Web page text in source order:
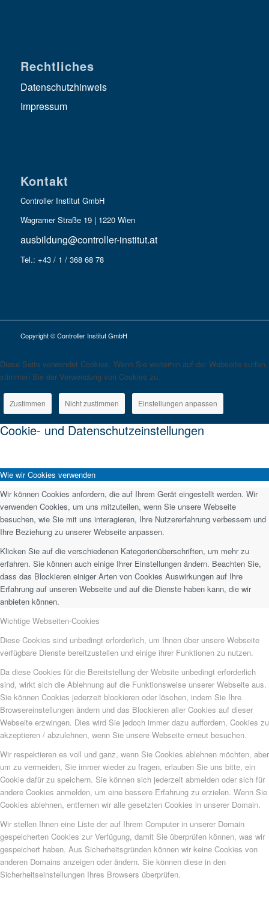
Rechtliches
Datenschutzhinweis
Impressum
Kontakt
Controller Institut GmbH
Wagramer Straße 19 | 1220 Wien
ausbildung@controller-institut.at
Tel.: +43 / 1 / 368 68 78
Copyright © Controller Institut GmbH
Diese Seite verwendet Cookies. Wenn Sie weiterhin auf der Webseite surfen,
stimmen Sie der Verwendung von Cookies zu.
Zustimmen Nicht zustimmen Einstellungen anpassen
Cookie- und Datenschutzeinstellungen
Wie wir Cookies verwenden
Wir können Cookies anfordern, die auf Ihrem Gerät eingestellt werden. Wir
verwenden Cookies, um uns mitzuteilen, wenn Sie unsere Webseite
besuchen, wie Sie mit uns interagieren, Ihre Nutzererfahrung verbessern und
Ihre Beziehung zu unserer Webseite anpassen.
Klicken Sie auf die verschiedenen Kategorienüberschriften, um mehr zu
erfahren. Sie können auch einige Ihrer Einstellungen ändern. Beachten Sie,
dass das Blockieren einiger Arten von Cookies Auswirkungen auf Ihre
Erfahrung auf unseren Webseite und auf die Dienste haben kann, die wir
anbieten können.
Wichtige Webseiten-Cookies
Diese Cookies sind unbedingt erforderlich, um Ihnen über unsere Webseite
verfügbare Dienste bereitzustellen und einige ihrer Funktionen zu nutzen.
Da diese Cookies für die Bereitstellung der Website unbedingt erforderlich
sind, wirkt sich die Ablehnung auf die Funktionsweise unserer Webseite aus.
Sie können Cookies jederzeit blockieren oder löschen, indem Sie Ihre
Browsereinstellungen ändern und das Blockieren aller Cookies auf dieser
Webseite erzwingen. Dies wird Sie jedoch immer dazu auffordern, Cookies zu
akzeptieren / abzulehnen, wenn Sie unsere Webseite erneut besuchen.
Wir respektieren es voll und ganz, wenn Sie Cookies ablehnen möchten, aber
um zu vermeiden, Sie immer wieder zu fragen, erlauben Sie uns bitte, ein
Cookie dafür zu speichern. Sie können sich jederzeit abmelden oder sich für
andere Cookies anmelden, um eine bessere Erfahrung zu erzielen. Wenn Sie
Cookies ablehnen, entfernen wir alle gesetzten Cookies in unserer Domain.
Wir stellen Ihnen eine Liste der auf Ihrem Computer in unserer Domain
gespeicherten Cookies zur Verfügung, damit Sie überprüfen können, was wir
gespeichert haben. Aus Sicherheitsgründen können wir keine Cookies von
anderen Domains anzeigen oder ändern. Sie können diese in den
Sicherheitseinstellungen Ihres Browsers überprüfen.